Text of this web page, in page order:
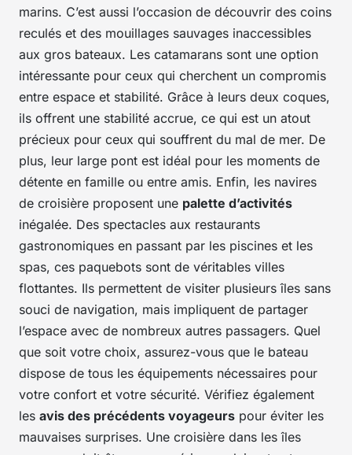
marins. C’est aussi l’occasion de découvrir des coins
reculés et des mouillages sauvages inaccessibles
aux gros bateaux. Les catamarans sont une option
intéressante pour ceux qui cherchent un compromis
entre espace et stabilité. Grâce à leurs deux coques,
ils offrent une stabilité accrue, ce qui est un atout
précieux pour ceux qui souffrent du mal de mer. De
plus, leur large pont est idéal pour les moments de
détente en famille ou entre amis. Enfin, les navires
de croisière proposent une palette d’activités
inégalée. Des spectacles aux restaurants
gastronomiques en passant par les piscines et les
spas, ces paquebots sont de véritables villes
flottantes. Ils permettent de visiter plusieurs îles sans
souci de navigation, mais impliquent de partager
l’espace avec de nombreux autres passagers. Quel
que soit votre choix, assurez-vous que le bateau
dispose de tous les équipements nécessaires pour
votre confort et votre sécurité. Vérifiez également
les avis des précédents voyageurs pour éviter les
mauvaises surprises. Une croisière dans les îles